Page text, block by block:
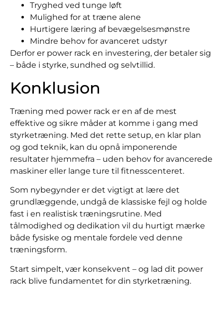
Tryghed ved tunge løft
Mulighed for at træne alene
Hurtigere læring af bevægelsesmønstre
Mindre behov for avanceret udstyr
Derfor er power rack en investering, der betaler sig
– både i styrke, sundhed og selvtillid.
Konklusion
Træning med power rack er en af de mest
effektive og sikre måder at komme i gang med
styrketræning. Med det rette setup, en klar plan
og god teknik, kan du opnå imponerende
resultater hjemmefra – uden behov for avancerede
maskiner eller lange ture til fitnesscenteret.
Som nybegynder er det vigtigt at lære det
grundlæggende, undgå de klassiske fejl og holde
fast i en realistisk træningsrutine. Med
tålmodighed og dedikation vil du hurtigt mærke
både fysiske og mentale fordele ved denne
træningsform.
Start simpelt, vær konsekvent – og lad dit power
rack blive fundamentet for din styrketræning.